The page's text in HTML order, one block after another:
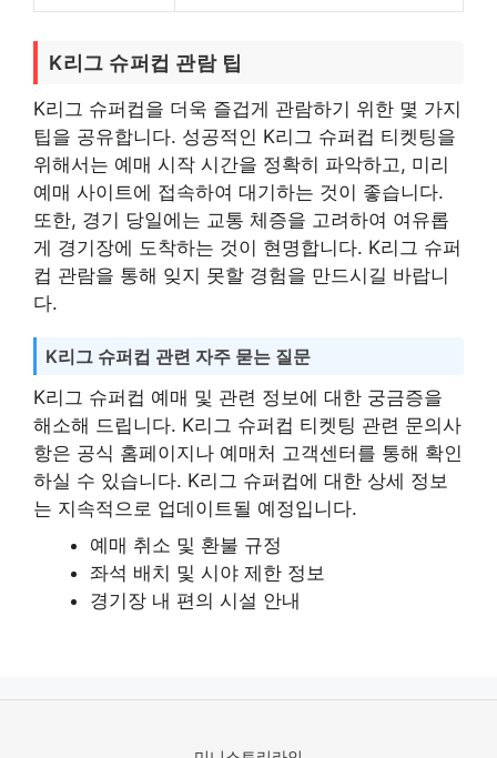
K리그 슈퍼컵 관람 팁
K리그 슈퍼컵을 더욱 즐겁게 관람하기 위한 몇 가지
팁을 공유합니다. 성공적인 K리그 슈퍼컵 티켓팅을
위해서는 예매 시작 시간을 정확히 파악하고, 미리
예매 사이트에 접속하여 대기하는 것이 좋습니다.
또한, 경기 당일에는 교통 체증을 고려하여 여유롭
게 경기장에 도착하는 것이 현명합니다. K리그 슈퍼
컵 관람을 통해 잊지 못할 경험을 만드시길 바랍니
다.
K리그 슈퍼컵 관련 자주 묻는 질문
K리그 슈퍼컵 예매 및 관련 정보에 대한 궁금증을
해소해 드립니다. K리그 슈퍼컵 티켓팅 관련 문의사
항은 공식 홈페이지나 예매처 고객센터를 통해 확인
하실 수 있습니다. K리그 슈퍼컵에 대한 상세 정보
는 지속적으로 업데이트될 예정입니다.
예매 취소 및 환불 규정
좌석 배치 및 시야 제한 정보
경기장 내 편의 시설 안내